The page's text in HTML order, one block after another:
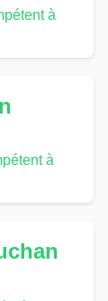
à
à